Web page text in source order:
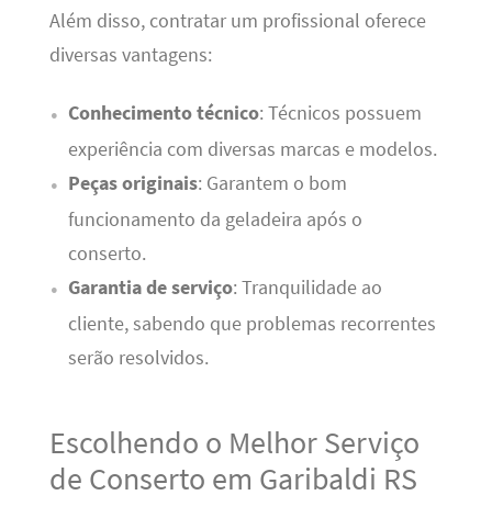
Além disso, contratar um profissional oferece
diversas vantagens:
Conhecimento técnico: Técnicos possuem
experiência com diversas marcas e modelos.
Peças originais: Garantem o bom
funcionamento da geladeira após o
conserto.
Garantia de serviço: Tranquilidade ao
cliente, sabendo que problemas recorrentes
serão resolvidos.
Escolhendo o Melhor Serviço
de Conserto em Garibaldi RS